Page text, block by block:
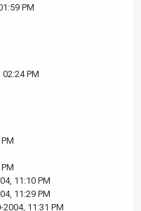
PM
PM
11:10 PM
11:29 PM
2004, 11:31 PM